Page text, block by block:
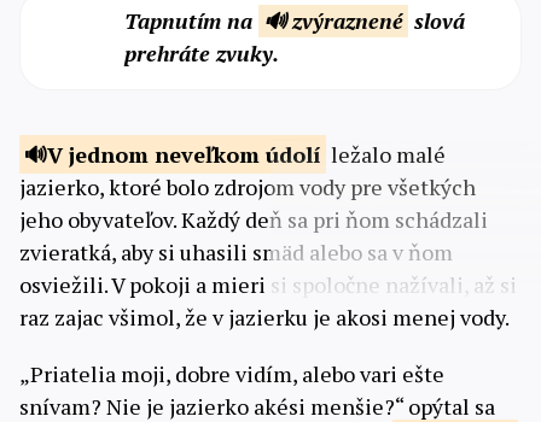
Tapnutím na 🔊 zvýraznené slová
prehráte zvuky.
V jednom neveľkom údolí ležalo malé
jazierko, ktoré bolo zdrojom vody pre všetkých
jeho obyvateľov. Každý deň sa pri ňom schádzali
zvieratká, aby si uhasili smäd alebo sa v ňom
osviežili. V pokoji a mieri si spoločne nažívali, až si
raz zajac všimol, že v jazierku je akosi menej vody.
„Priatelia moji, dobre vidím, alebo vari ešte
snívam? Nie je jazierko akési menšie?“ opýtal sa